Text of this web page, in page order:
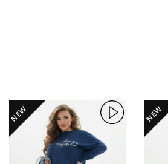
NEW NEW